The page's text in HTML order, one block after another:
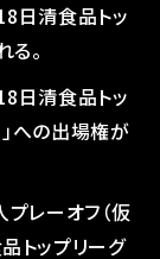
日清食品トッ
。
日清食品トッ
への出場権が
レーオフ（仮
トップリーグ